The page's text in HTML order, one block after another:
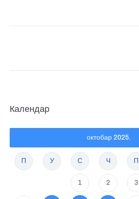
Календар
октобар 2025.
П У С Ч П
1 2 3